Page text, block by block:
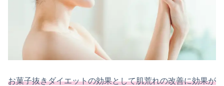
お菓子抜きダイエットの効果として肌荒れの改善に効果が